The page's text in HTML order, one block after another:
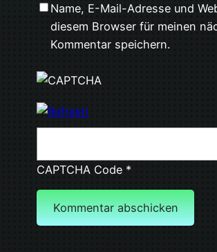
Name, E-Mail-Adresse und
diesem Browser für meinen
Kommentar speichern.
CAPTCHA Code*